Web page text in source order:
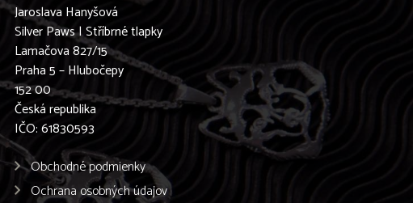
Jaroslava Hanyšová
Silver Paws | Stříbrné tlapky
Lamačova 827/15
Praha 5 – Hlubočepy
152 00
Česká republika
IČO: 61830593
Obchodné podmienky
Ochrana osobných údajov